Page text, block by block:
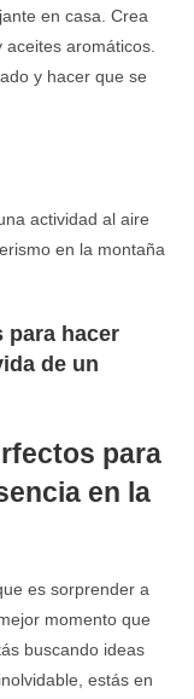
en casa. Crea
aromáticos.
y hacer que se
actividad al aire
en la montaña
para hacer
de un
para
en la
es sorprender a
momento que
buscando ideas
estás en